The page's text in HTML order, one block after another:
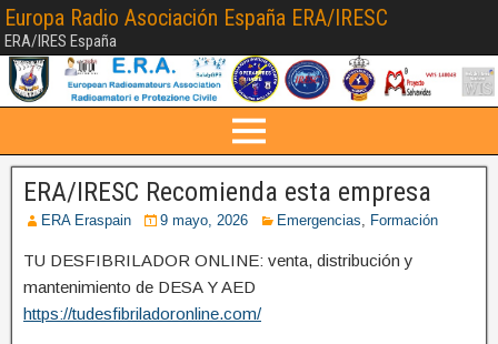
Europa Radio Asociación España ERA/IRESC
ERA/IRES España
ERA/IRESC Recomienda esta empresa
ERA Eraspain 9 mayo, 2026 Emergencias, Formación
TU DESFIBRILADOR ONLINE: venta, distribución y
mantenimiento de DESA Y AED
https://tudesfibriladoronline.com/